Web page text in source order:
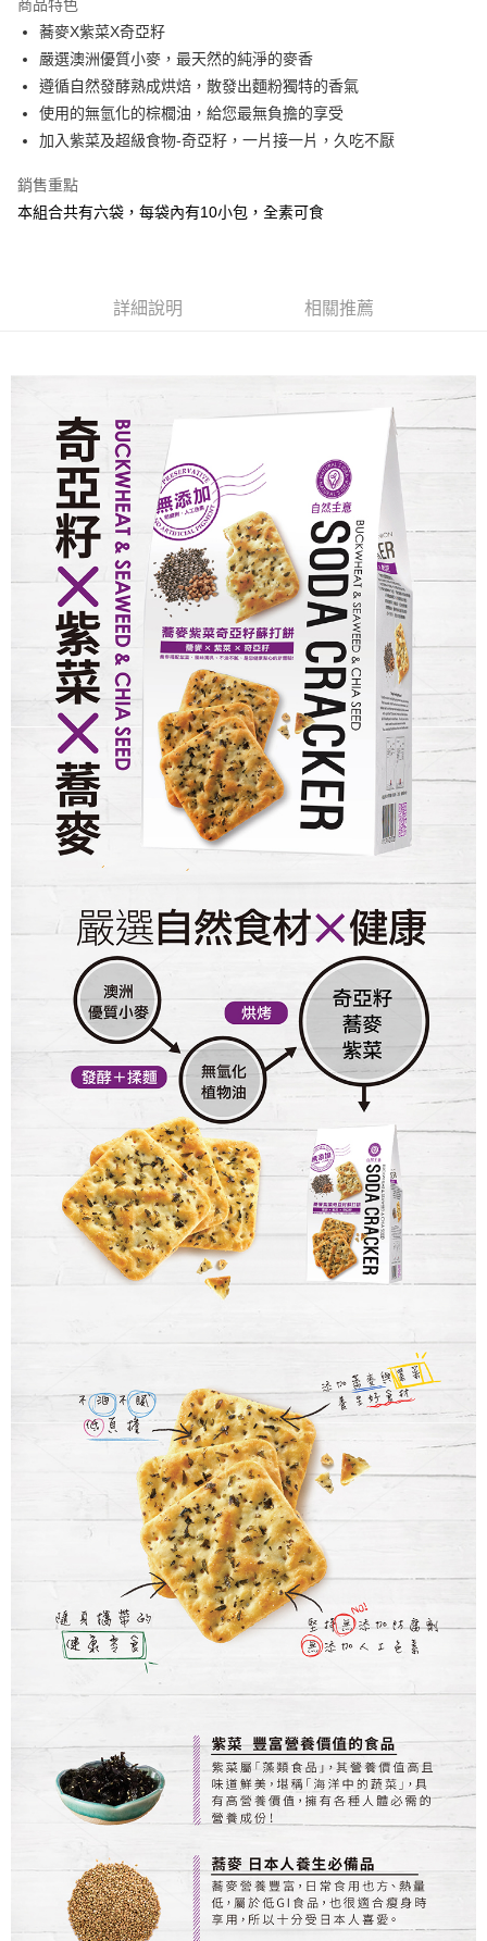
Apple Pay
街口支付
悠遊付
Google Pay
AFTEE先享後付
相關說明
１．簡單：不需註冊會員、不需綁卡、不需儲值。
２．便利：只要手機號碼，簡訊認證，即可結帳。
１．於結帳方式選擇「AFTEE先享後付」後，將跳轉至「AFTEE先享後付」
結帳頁面，進行簡訊認證並確認金額後，即可完成結帳。
２．訂單成立數日內，您將收到繳費通知簡訊。
３．收到繳費通知簡訊後14天內，點擊此簡訊中的連結，可透過四大超商／
ATM／網路銀行／等多元方式進行付款，方視為交易完成。
※ 請注意：結帳手續完成當下不需立刻繳費，但若您需要取消訂單，請聯絡
購買商品的店家。未經商家同意取消之訂單仍視為有效，需透過AFTEE先享
後付繳納相關費用。
※ 交易是否成功請以「AFTEE先享後付 」之結帳頁面顯示為準，若有關於
是否繳費成功／繳費後需取消欲退款等相關疑問，請聯繫「AFTEE先享後付
客戶支援中心」https://netprotections.freshdesk.com/support/home
【注意事項】
１．透過由恩沛科技股份有限公司提供之「AFTEE先享後付」服務完成之交
易，需依本服務之必要範圍內提供個人資料，並將交易相關給付款項請求債
權轉讓予恩沛科技股份有限公司。
２．關於個人資料處理事宜，請瀏覽以下網址：
https://aftee.tw/terms/#terms3
３．未成年的使用者請事先徵得法定代理人或監護人之同意方可使用
「AFTEE先享後付」，若未經同意申辦者引起之損失，本公司不負相關責
４．使用「AFTEE先享後付」時，將依據個別帳號之用戶狀況，依本公司即
時審查核予不同之上限額度；若仍有額度不足之情形，本公司將視審查結果
請求用戶進行身份認證。
５．嚴禁一人註冊多個帳號或使用他人資訊註冊。若發現惡意使用之情形，
恩沛科技股份有限公司將有權停止該用戶之使用額度並採取法律行動。
每筆NT$90，滿NT$1,200(含以上)免運費
7-11取貨付款
每筆NT$90，滿NT$1,200(含以上)免運費
宅配(新竹貨運)
每筆NT$120，滿NT$1,099(含以上)免運費
離島宅配(郵局)
每筆NT$180，滿NT$1,799(含以上)免運費
商品特色
蕎麥X紫菜X奇亞籽
嚴選澳洲優質小麥，最天然的純淨的麥香
遵循自然發酵熟成烘焙，散發出麵粉獨特的香氣
使用的無氫化的棕櫚油，給您最無負擔的享受
加入紫菜及超級食物-奇亞籽，一片接一片，久吃不厭
銷售重點
本組合共有六袋，每袋內有10小包，全素可食
詳細說明 相關推薦